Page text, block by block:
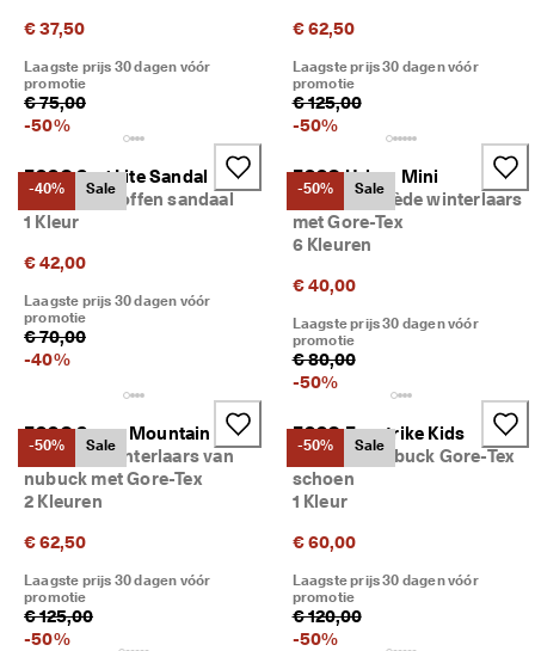
€ 37,50
Laagste prijs 30 dagen vóór
promotie
€ 75,00
-50%
€ 62,50
Laagste prijs 30 dagen vóór
promotie
€ 125,00
-50%
-40% Sale
ECCO Sp.1 Lite Sandal
Kinderen stoffen sandaal
1 Kleur
€ 42,00
Laagste prijs 30 dagen vóór
promotie
€ 70,00
-40%
-50% Sale
ECCO Urban Mini
Kinderen suède winterlaars
met Gore-Tex
6 Kleuren
€ 40,00
Laagste prijs 30 dagen vóór
promotie
€ 80,00
-50%
-50% Sale
ECCO Snow Mountain
Kinderen winterlaars van
nubuck met Gore-Tex
2 Kleuren
€ 62,50
Laagste prijs 30 dagen vóór
promotie
€ 125,00
-50%
-50% Sale
ECCO Exostrike Kids
Kinderen nubuck Gore-Tex
schoen
1 Kleur
€ 60,00
Laagste prijs 30 dagen vóór
promotie
€ 120,00
-50%